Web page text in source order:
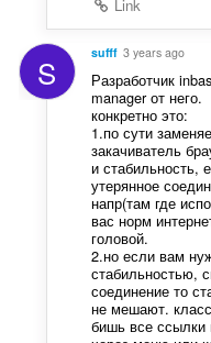
Link
S sufff 3 years ago
Разработчик
manager от него.
конкретно это:
1.по сути
закачиватель
и стабильность,
утерянное
напр(там где
вас норм
головой.
2.но если вам
стабильностью,
соединение то
не мешают.
бишь все ссылки